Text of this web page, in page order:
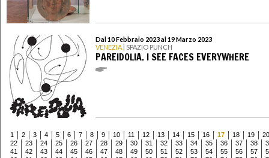
Dal 10 Febbraio 2023 al 19 Marzo 2023
VENEZIA | SPAZIO PUNCH
PAREIDOLIA. I SEE FACES EVERYWHERE
1 2 3 4 5 6 7 8 9 10 11 12 13 14 15 16 17 18 19
20
22
23 24 25 26 27 28 29 30 31 32 33 34 35 36 37 38
41
42 43 44 45 46 47 48 49 50 51 52 53 54 55 56 57